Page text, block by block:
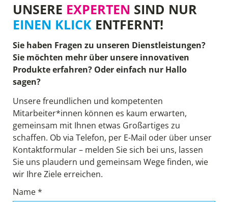
UNSERE EXPERTEN SIND NUR
EINEN KLICK ENTFERNT!
Sie haben Fragen zu unseren Dienstleistungen?
Sie möchten mehr über unsere innovativen
Produkte erfahren? Oder einfach nur Hallo
sagen?
Unsere freundlichen und kompetenten
Mitarbeiter*innen können es kaum erwarten,
gemeinsam mit Ihnen etwas Großartiges zu
schaffen. Ob via Telefon, per E-Mail oder über unser
Kontaktformular – melden Sie sich bei uns, lassen
Sie uns plaudern und gemeinsam Wege finden, wie
wir Ihre Ziele erreichen.
Name *